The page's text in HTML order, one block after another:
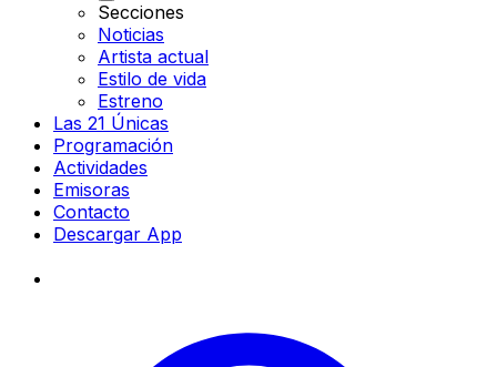
Secciones
Noticias
Artista actual
Estilo de vida
Estreno
Las 21 Únicas
Programación
Actividades
Emisoras
Contacto
Descargar App